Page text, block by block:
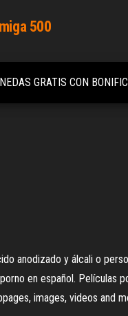
500
GRATIS CON
anodizado y álcali o
en español.
images, videos and